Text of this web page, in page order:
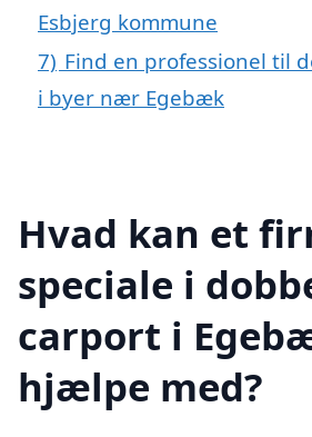
Esbjerg kommune
7) Find en professionel til
i byer nær Egebæk
Hvad kan et
speciale i
carport i
hjælpe med?